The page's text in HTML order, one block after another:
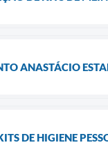
ANASTÁCIO
DE HIGIENE